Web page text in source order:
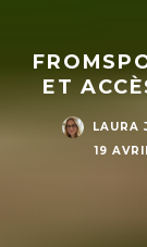
ET
LAURA
19